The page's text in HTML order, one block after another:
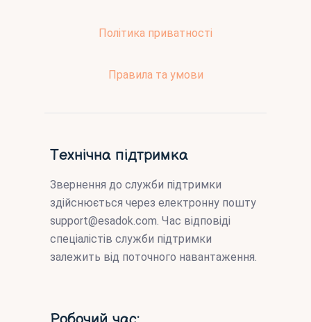
Політика приватності
Правила та умови
Технічна підтримка
Звернення до служби підтримки
здійснюється через електронну пошту
support@esadok.com. Час відповіді
спеціалістів служби підтримки
залежить від поточного навантаження.